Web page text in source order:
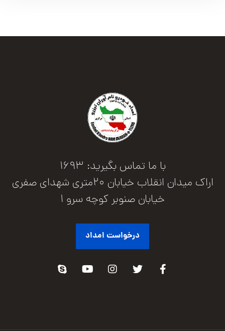
با ما تماس بگیرید: 1693
اراک میدان انقلاب خیابان 20متری شهدای صفری
خیابان صنوبر کوچه سرو 1
درخواست امداد